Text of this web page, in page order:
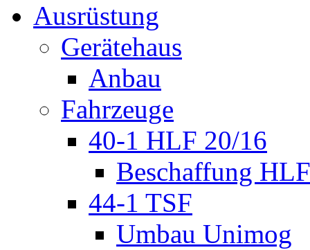
Ausrüstung
Gerätehaus
Anbau
Fahrzeuge
40-1 HLF 20/16
Beschaffung HLF
44-1 TSF
Umbau Unimog